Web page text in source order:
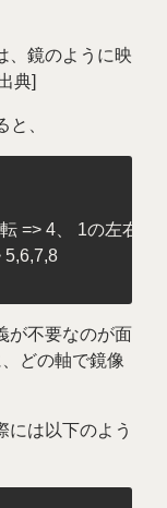
、鏡のように映
典]
、
=> 4、 1の左右と
が不要なのが面
どの軸で鏡像
には以下のよう